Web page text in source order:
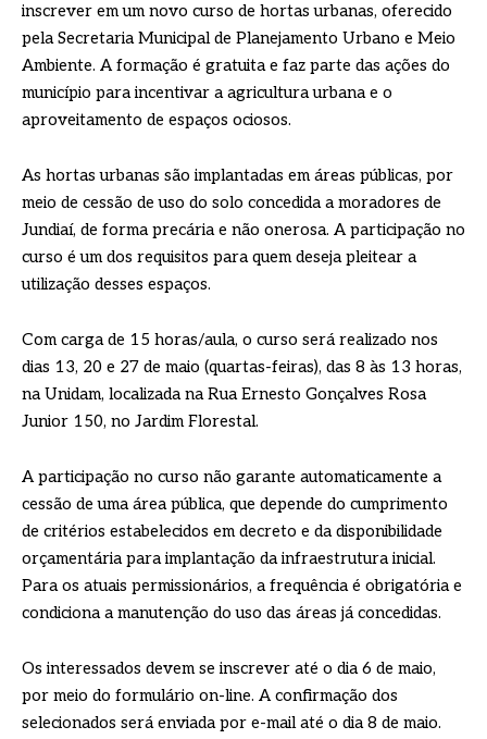
inscrever em um novo curso de hortas urbanas, oferecido
pela Secretaria Municipal de Planejamento Urbano e Meio
Ambiente. A formação é gratuita e faz parte das ações do
município para incentivar a agricultura urbana e o
aproveitamento de espaços ociosos.
As hortas urbanas são implantadas em áreas públicas, por
meio de cessão de uso do solo concedida a moradores de
Jundiaí, de forma precária e não onerosa. A participação no
curso é um dos requisitos para quem deseja pleitear a
utilização desses espaços.
Com carga de 15 horas/aula, o curso será realizado nos
dias 13, 20 e 27 de maio (quartas-feiras), das 8 às 13 horas,
na Unidam, localizada na Rua Ernesto Gonçalves Rosa
Junior 150, no Jardim Florestal.
A participação no curso não garante automaticamente a
cessão de uma área pública, que depende do cumprimento
de critérios estabelecidos em decreto e da disponibilidade
orçamentária para implantação da infraestrutura inicial.
Para os atuais permissionários, a frequência é obrigatória e
condiciona a manutenção do uso das áreas já concedidas.
Os interessados devem se inscrever até o dia 6 de maio,
por meio do formulário on-line. A confirmação dos
selecionados será enviada por e-mail até o dia 8 de maio.